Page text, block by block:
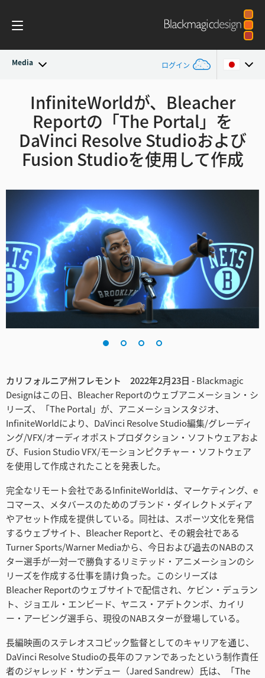
Media ログイン
最新ニュース
ニュースアーカイブ
プレスイメージ
Argentina
Australia
Austria
Canada
China
Denmark
Finland
France
India
Italy
Japan
Korea
Mexico
Malaysia
Netherlands
New Zealand
Norway
Poland
Portugal
Singapore
InfiniteWorldが、Bleacher
Reportの 「The Portal」を
DaVinci Resolve Studioおよび
Fusion Studioを使用して作成
カリフォルニア州フレモント 2022年2月23日 -Blackmagic
Designはこの日、Bleacher Reportのウェブアニメーション・シ
リーズ、「The Portal」が、アニメーションスタジオ、
InfiniteWorldにより、DaVinci Resolve Studio編集/グレーディ
ング/VFX/オーディオポストプロダクション・ソフトウェアおよ
び、Fusion Studio VFX/モーションピクチャー・ソフトウェア
を使用して作成されたことを発表した。
完全なリモート会社であるInfiniteWorldは、マーケティング、e
コマース、メタバースのためのブランド・ダイレクトメディア
やアセット作成を提供している。同社は、スポーツ文化を発信
するウェブサイト、Bleacher Reportと、その親会社である
Turner Sports/Warner Mediaから、今日および過去のNABのス
ター選手が一対一で勝負するリミテッド・アニメーションのシ
リーズを作成する仕事を請け負った。このシリーズは
Bleacher Reportのウェブサイトで配信され、ケビン・デュラン
ト、ジョエル・エンビード、ヤニス・アデトクンボ、カイリ
ー・アービング選手ら、現役のNABスターが登場している。
長編映画のステレオスコピック監督としてのキャリアを通じ、
DaVinci Resolve Studioの長年のファンであったという制作責任
者のジャレッド・サンデュー（Jared Sandrew）氏は、「The